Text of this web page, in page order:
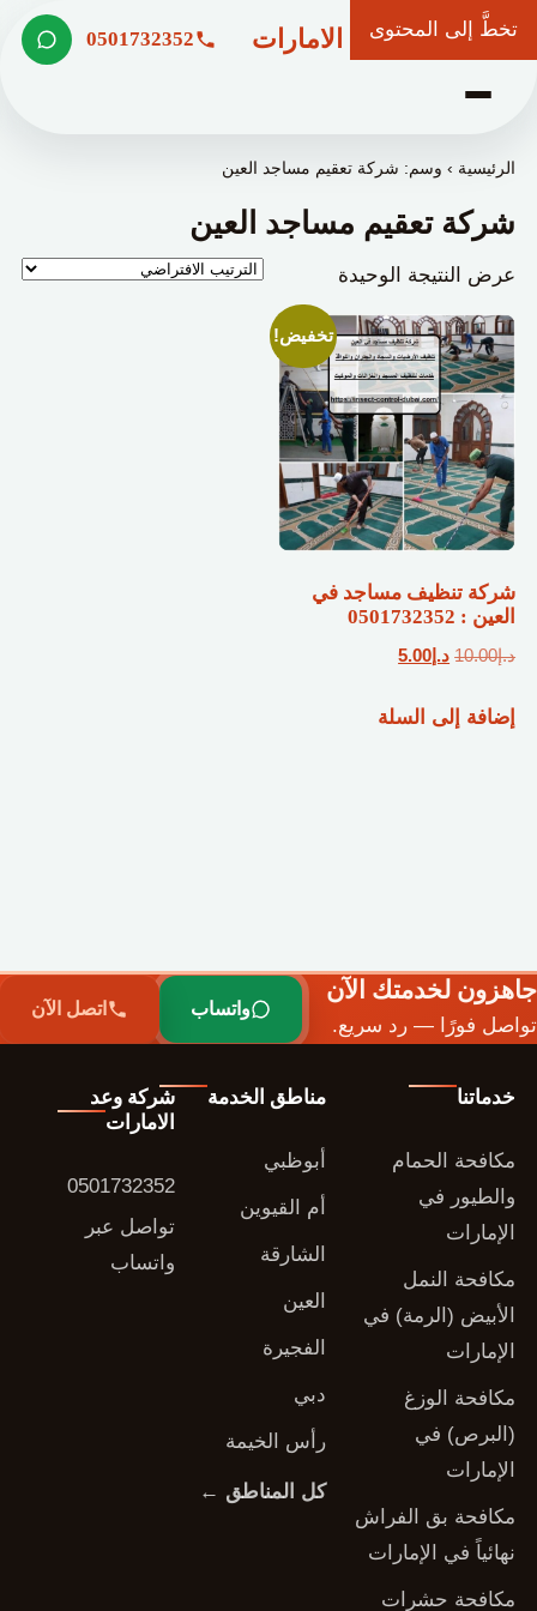
تخطَّ إلى المحتوى
شركة وعد الامارات 0501732352
الرئيسية ›وسم: شركة تعقيم مساجد العين
شركة تعقيم مساجد العين
عرض النتيجة الوحيدة
تخفيض!
شركة تنظيف مساجد في
العين : 0501732352
د.إ10.00 السعر
هو:
د.إ 5.00السعر
هو:
إضافة إلى السلة
جاهزون لخدمتك الآن
تواصل فورًا — رد سريع.
واتساب اتصل الآن
خدماتنا
مكافحة الحمام
والطيور في
الإمارات
مكافحة النمل
الأبيض (الرمة) في
الإمارات
مكافحة الوزغ
(البرص) في
الإمارات
مكافحة بق الفراش
نهائياً في الإمارات
مكافحة حشرات
مناطق الخدمة
أبوظبي
أم القيوين
الشارقة
العين
الفجيرة
دبي
رأس الخيمة
كل المناطق ←
شركة وعد
الامارات
0501732352
تواصل عبر
واتساب